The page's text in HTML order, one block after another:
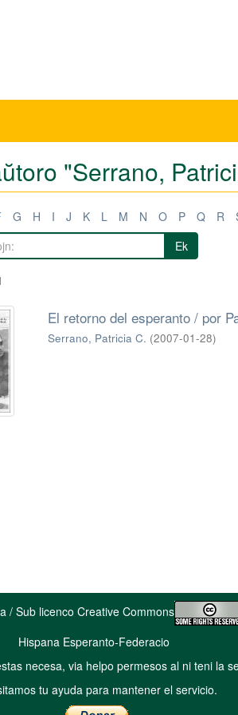
"Serrano,
G H I J K L M N O P Q R
Ek
El retorno del esperanto / por
Serrano, Patricia C. (2007-01-28)
/ Sub licenco Creative Commons
Hispana Esperanto-Federacio
necesa, via helpo permesos al ni teni la
tu ayuda para mantener el servicio.